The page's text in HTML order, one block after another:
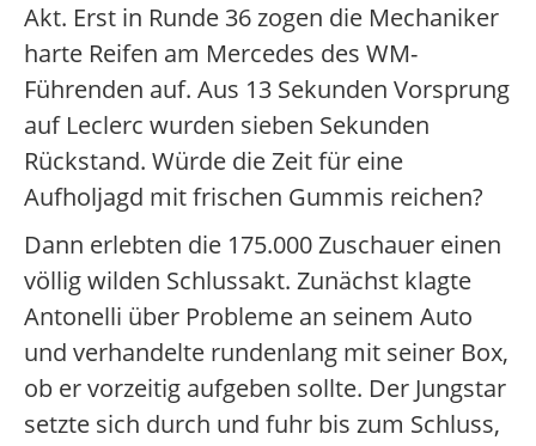
Akt. Erst in Runde 36 zogen die Mechaniker
harte Reifen am Mercedes des WM-
Führenden auf. Aus 13 Sekunden Vorsprung
auf Leclerc wurden sieben Sekunden
Rückstand. Würde die Zeit für eine
Aufholjagd mit frischen Gummis reichen?
Dann erlebten die 175.000 Zuschauer einen
völlig wilden Schlussakt. Zunächst klagte
Antonelli über Probleme an seinem Auto
und verhandelte rundenlang mit seiner Box,
ob er vorzeitig aufgeben sollte. Der Jungstar
setzte sich durch und fuhr bis zum Schluss,